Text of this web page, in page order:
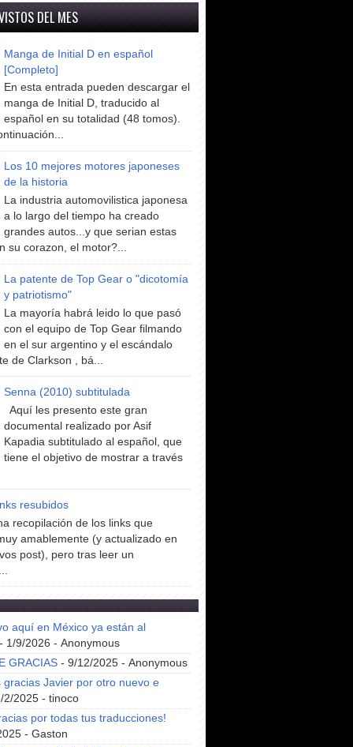
DEL MES
Manga de Initial D en español
[Completo]
En esta entrada pueden descargar el
manga de Initial D, traducido al
español en su totalidad (48 tomos).
Los 10 mejores motores japoneses
de la historia
La industria automovilistica japonesa
a lo largo del tiempo ha creado
grandes autos...y que serian estas
su corazon, el motor?...
La patente de Top Gear o "dicotomía
y patriotismo"
La mayoría habrá leido lo que pasó
con el equipo de Top Gear filmando
en el sur argentino y el escándalo
de Clarkson , bá...
Senna (2010) subtitulada
Aquí les presento este gran
documental realizado por Asif
Kapadia subtitulado al español, que
tiene el objetivo de mostrar a través
resubidos
recopilación de los links que
amablemente (y actualizado en
post), pero tras leer un
aquí en México ya están al
1/9/2026 - Anonymous
GRACIAS - 9/12/2025 - Anonymous
gracias Javier por otro nuevo e
2025 - tinoco
por todas tus traducciones!
- Gaston